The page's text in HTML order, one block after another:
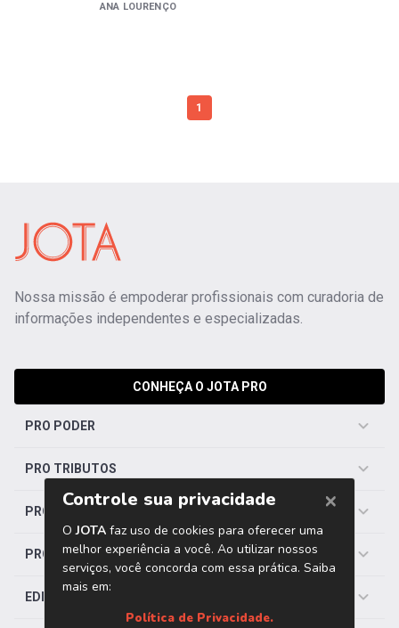
ANA LOURENÇO
1
Nossa missão é empoderar profissionais com curadoria de
informações independentes e especializadas.
CONHEÇA O JOTA PRO
PRO PODER
PRO TRIBUTOS
PRO TRABALHISTA
PRO SAÚDE
EDITORIAS